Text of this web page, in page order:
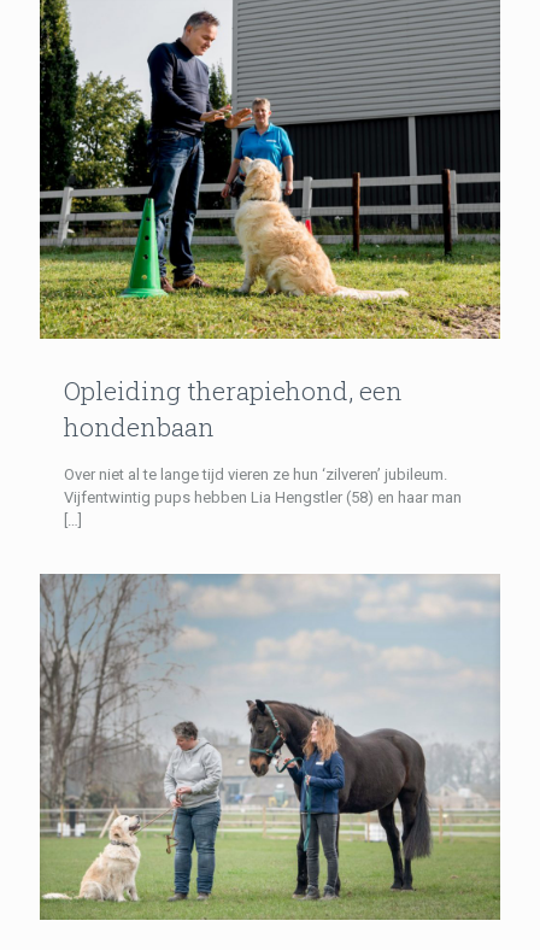
Opleiding therapiehond, een
hondenbaan
Over niet al te lange tijd vieren ze hun ‘zilveren’ jubileum.
Vijfentwintig pups hebben Lia Hengstler (58) en haar man
[…]